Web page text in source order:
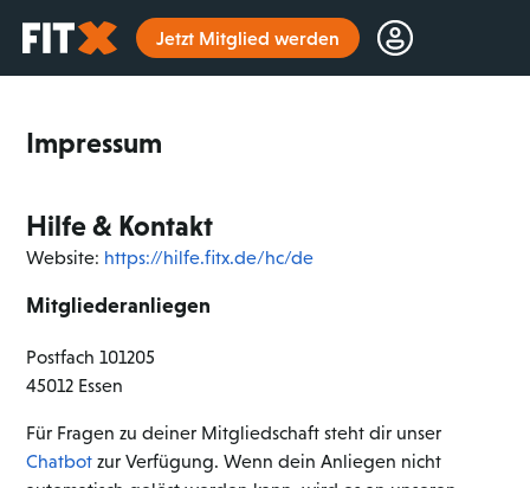
Startseite Jetzt Mitglied werden
Impressum
Hilfe & Kontakt
Website: https://hilfe.fitx.de/hc/de
Mitgliederanliegen
Postfach 101205
45012 Essen
Für Fragen zu deiner Mitgliedschaft steht dir unser
Chatbot zur Verfügung. Wenn dein Anliegen nicht